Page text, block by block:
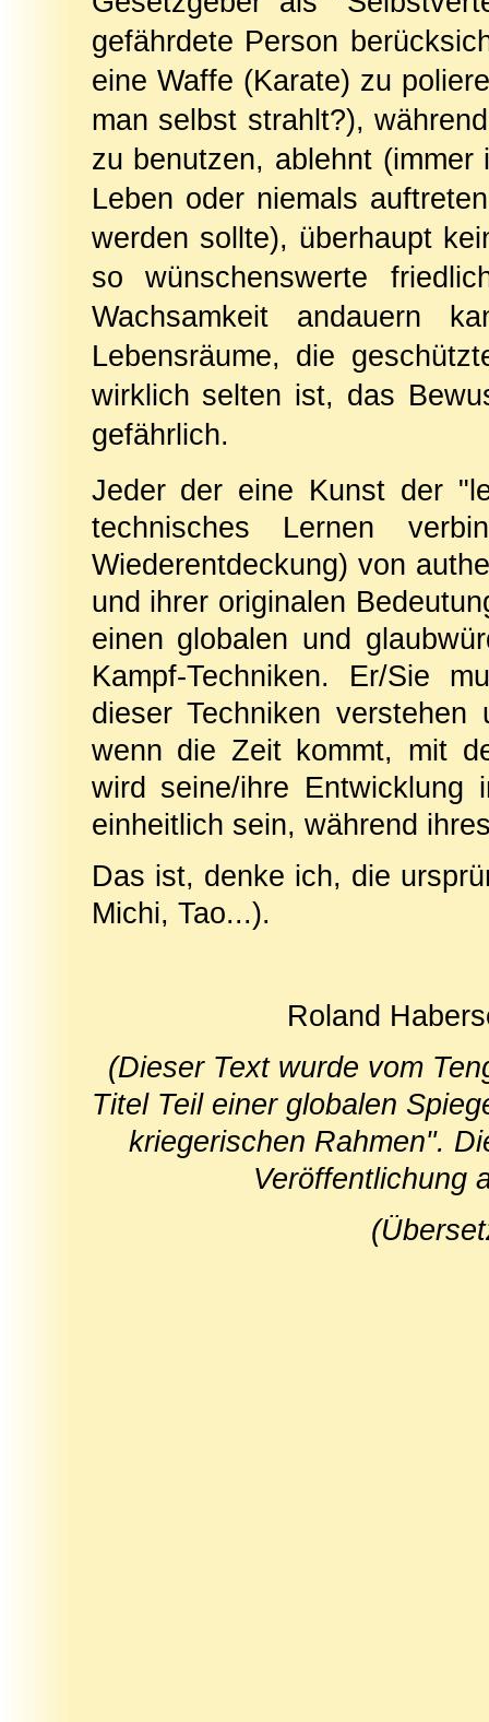
gefährdete Person
eine Waffe (Karate) zu
man selbst strahlt?),
zu benutzen, ablehnt
Leben oder niemals
werden sollte), überhaupt
so wünschenswerte
Wachsamkeit andauern
Lebensräume, die
wirklich selten ist, das
gefährlich.
Jeder der eine Kunst der
technisches Lernen
Wiederentdeckung) von
und ihrer originalen
einen globalen und
Kampf-Techniken. Er/Sie
dieser Techniken
wenn die Zeit kommt, mit
wird seine/ihre Entwicklung
einheitlich sein, während
Das ist, denke ich, die
Michi, Tao...).
Roland
(Dieser Text wurde vom
Titel Teil einer globalen
kriegerischen Rahmen".
Veröffentlichung